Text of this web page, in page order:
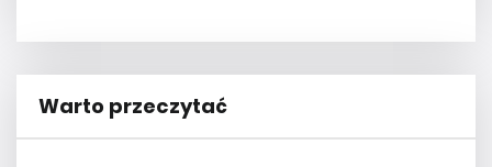
Warto przeczytać